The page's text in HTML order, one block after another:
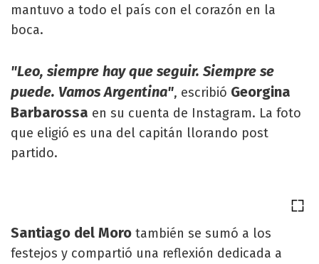
mantuvo a todo el país con el corazón en la
boca.
"Leo, siempre hay que seguir. Siempre se
puede. Vamos Argentina", escribió Georgina
Barbarossa en su cuenta de Instagram. La foto
que eligió es una del capitán llorando post
partido.
Santiago del Moro también se sumó a los
festejos y compartió una reflexión dedicada a